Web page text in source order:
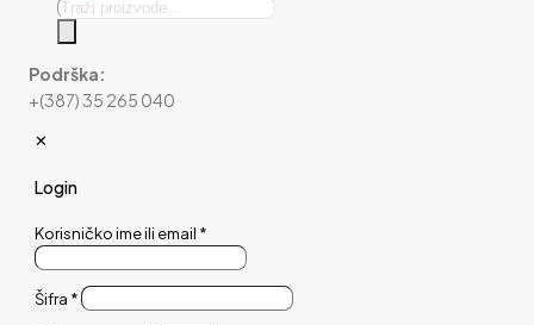
Products
Podrška:
+(387) 35 265 040
✕
Login
Korisničko ime ili email *
Šifra *